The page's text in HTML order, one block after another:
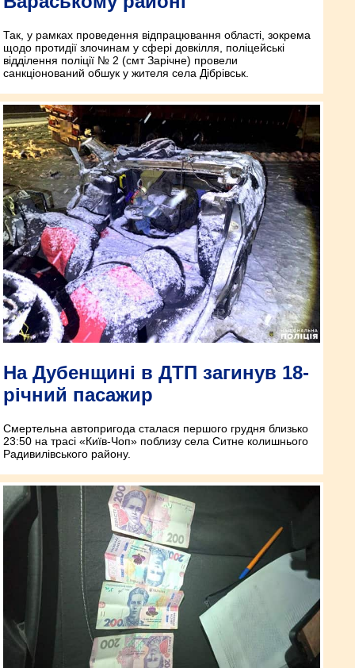
Так, у рамках проведення відпрацювання області, зокрема
щодо протидії злочинам у сфері довкілля, поліцейські
відділення поліції № 2 (смт Зарічне) провели
санкціонований обшук у жителя села Дібрівськ.
На Дубенщині в ДТП загинув 18-
річний пасажир
Смертельна автопригода сталася першого грудня близько
23:50 на трасі «Київ-Чоп» поблизу села Ситне колишнього
Радивилівського району.